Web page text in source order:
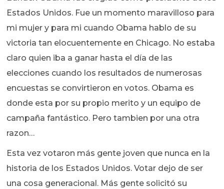
Estados Unidos. Fue un momento maravilloso para
mi mujer y para mi cuando Obama hablo de su
victoria tan elocuentemente en Chicago. No estaba
claro quien iba a ganar hasta el día de las
elecciones cuando los resultados de numerosas
encuestas se convirtieron en votos. Obama es
donde esta por su propio merito y un equipo de
campaña fantástico. Pero tambien por una otra
razon…
Esta vez votaron más gente joven que nunca en la
historia de los Estados Unidos. Votar dejo de ser
una cosa generacional. Más gente solicitó su